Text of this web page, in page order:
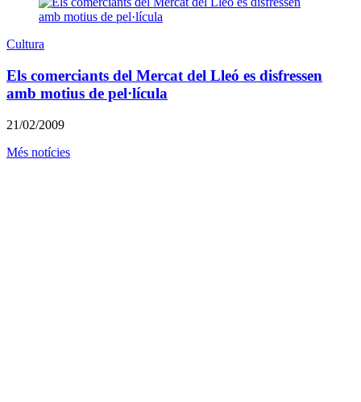
Cultura
Els comerciants del Mercat del Lleó es disfressen
amb motius de pel·lícula
21/02/2009
Més notícies